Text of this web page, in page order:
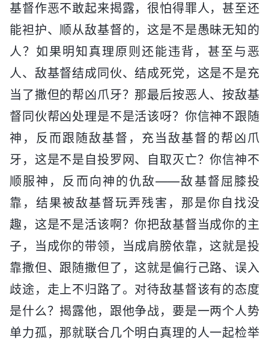
基督作恶不敢起来揭露，很怕得罪人，甚至还
能袒护、顺从敌基督的，这是不是愚昧无知的
人？如果明知真理原则还能违背，甚至与恶
人、敌基督结成同伙、结成死党，这是不是充
当了撒但的帮凶爪牙？那最后按恶人、按敌基
督同伙帮凶处理是不是活该呀？你信神不跟随
神，反而跟随敌基督，充当敌基督的帮凶爪
牙，这是不是自投罗网、自取灭亡？你信神不
顺服神，反而向神的仇敌——敌基督屈膝投
靠，结果被敌基督玩弄残害，那是你自找没
趣，这是不是活该啊？你把敌基督当成你的主
子，当成你的带领，当成肩膀依靠，这就是投
靠撒但、跟随撒但了，这就是偏行己路、误入
歧途，走上不归路了。对待敌基督该有的态度
是什么？揭露他，跟他争战，要是一两个人势
单力孤，那就联合几个明白真理的人一起检举